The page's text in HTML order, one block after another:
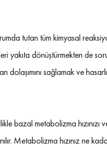
tutan tüm kimyasal
yakıta dönüştürmekten de
dolaşımını sağlamak ve
bazal metabolizma hızınızı
Metabolizma hızınız ne